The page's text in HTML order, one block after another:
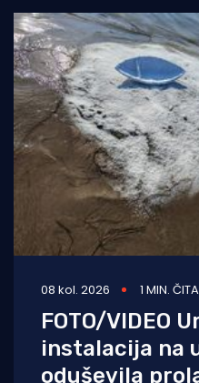
08 kol. 2026 1 MIN.
FOTO/VIDEO
instalacija na
oduševila